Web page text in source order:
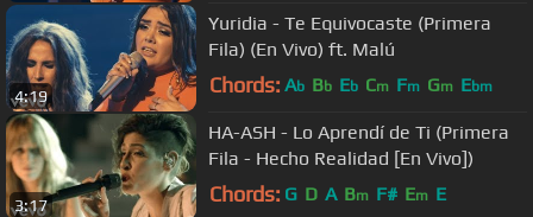
4:19
Yuridia - Te Equivocaste (Primera
Fila) (En Vivo) ft. Malú
Chords: Ab Bb Eb Cm Fm Gm Ebm
3:17
HA-ASH - Lo Aprendí de Ti (Primera
Fila - Hecho Realidad [En Vivo])
Chords: G D A Bm F# Em E